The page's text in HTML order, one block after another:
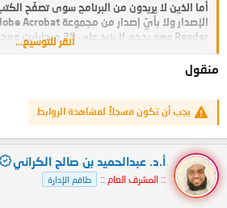
أما الذين لا يريدون من البرنامج سوى تصفّح
Reader وهو بحجم لا يزيد على 30 ميجابايت ومجاني .
كان يقوم بتصوير الكتب ورفعها ، أو من يقوم
من الإنترنت .
1 ـ جعل الكتاب المصور بصفحتين مزدوجتين معروضًا بصفحة مفردة .
2 ـ تقليم أطراف الصفحات السوداء الناشئة عن سوء التصوير .
3 ـ توضيح صور الكتب ذات التصوير ضعيف الدّقّة .
4 ـ تقليل حجم الكتب المصورة بدون فقدان شيء من جودتها .
5 ـ التحكم الكامل بالكتاب بكل الإمكانيات
وإدراج صفحات ناقصة أو حذف صفحات زائدة أو
المنتظمة .
أنقر للتوسيع...
منقول
يجب أن تكون مسجلاً لمشاهدة الروابط
أ.د. عبدالحميد بن صالح الكراني
:: المشرف العام :: طاقم الإدارة